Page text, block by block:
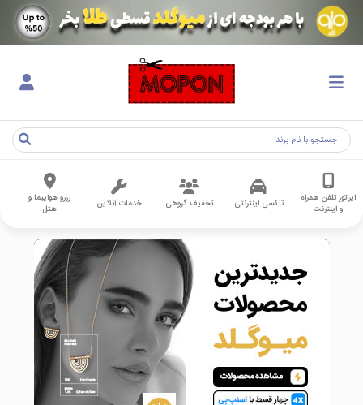
اپراتور تلفن همراه
و اینترنت
تاکسی اینترنتی تخفیف گروهی خدمات آنلاین
رزرو هواپیما و
هتل